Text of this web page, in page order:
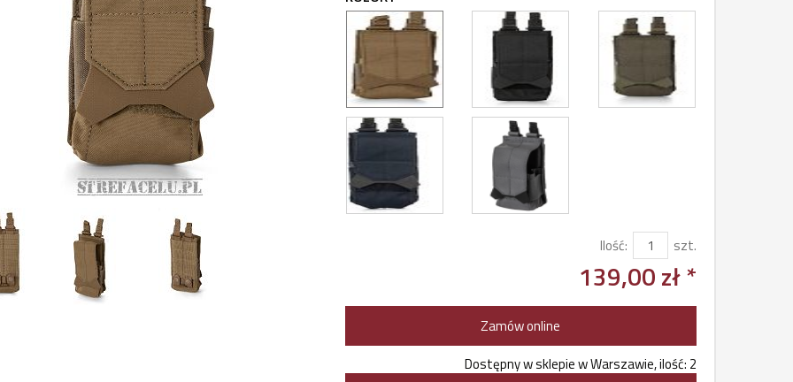
Ilość: szt.
139,00 zł *
Zamów online
Dostępny w sklepie w Warszawie, ilość: 2